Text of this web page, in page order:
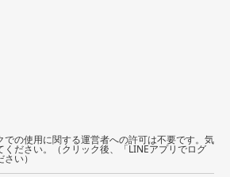
での使用に関する運営者への許可は不要です。気
ださい。（クリック後、「LINEアプリでログ
い）